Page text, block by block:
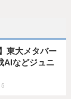
東大メタバー
AIなどジュニ